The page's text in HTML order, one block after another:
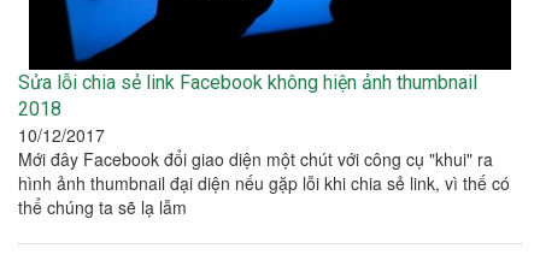
Sửa lỗi chia sẻ link Facebook không hiện ảnh thumbnail
2018
10/12/2017
Mới đây Facebook đổi giao diện một chút với công cụ "khui" ra
hình ảnh thumbnail đại diện nếu gặp lỗi khi chia sẻ link, vì thế có
thể chúng ta sẽ lạ lẫm